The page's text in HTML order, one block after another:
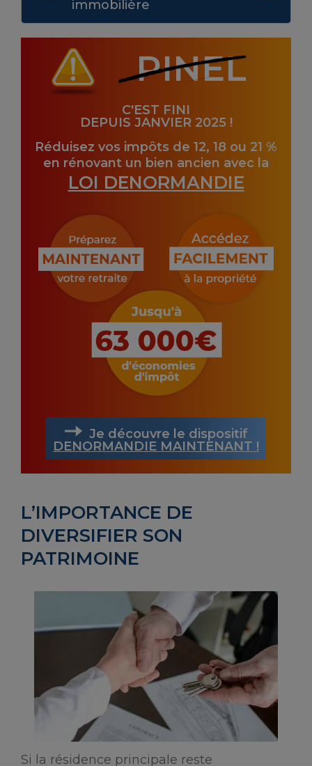
PINEL
C'EST FINI
DEPUIS JANVIER 2025 !
Réduisez vos impôts de 12, 18 ou 21 %
en rénovant un bien ancien avec la
LOI DENORMANDIE
Je découvre le dispositif
DENORMANDIE MAINTENANT !
L’IMPORTANCE DE
DIVERSIFIER SON
PATRIMOINE
Si la résidence principale reste
immobilière